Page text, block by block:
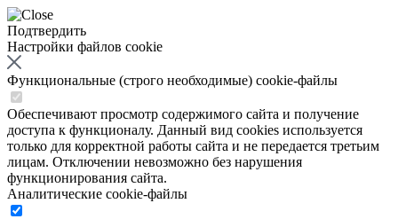
Подтвердить
Настройки файлов cookie
Функциональные (строго необходимые) cookie-файлы
Обеспечивают просмотр содержимого сайта и получение
доступа к функционалу. Данный вид cookies используется
только для корректной работы сайта и не передается третьим
лицам. Отключении невозможно без нарушения
функционирования сайта.
Аналитические cookie-файлы